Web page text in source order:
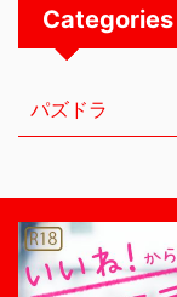
Categories
パズドラ